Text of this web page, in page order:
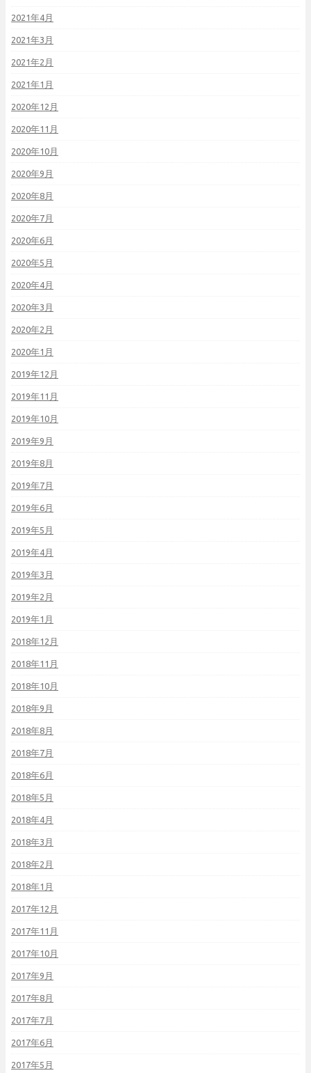
2021年4月
2021年3月
2021年2月
2021年1月
2020年12月
2020年11月
2020年10月
2020年9月
2020年8月
2020年7月
2020年6月
2020年5月
2020年4月
2020年3月
2020年2月
2020年1月
2019年12月
2019年11月
2019年10月
2019年9月
2019年8月
2019年7月
2019年6月
2019年5月
2019年4月
2019年3月
2019年2月
2019年1月
2018年12月
2018年11月
2018年10月
2018年9月
2018年8月
2018年7月
2018年6月
2018年5月
2018年4月
2018年3月
2018年2月
2018年1月
2017年12月
2017年11月
2017年10月
2017年9月
2017年8月
2017年7月
2017年6月
2017年5月